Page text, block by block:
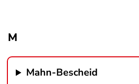
M
Mahn-Bescheid